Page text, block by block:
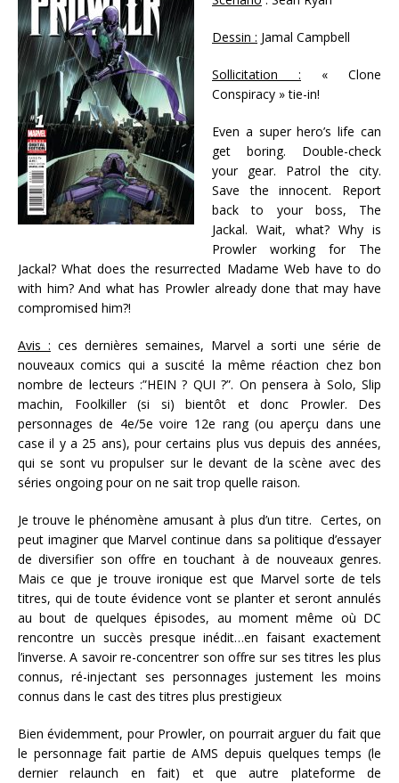
Dessin : Jamal Campbell
Sollicitation : « Clone
Conspiracy » tie-in!
Even a super hero’s life can
get boring. Double-check
your gear. Patrol the city.
Save the innocent. Report
back to your boss, The
Jackal. Wait, what? Why is
Prowler working for The
Jackal? What does the resurrected Madame Web have to do
with him? And what has Prowler already done that may have
compromised him?!
Avis : ces dernières semaines, Marvel a sorti une série de
nouveaux comics qui a suscité la même réaction chez bon
nombre de lecteurs :”HEIN ? QUI ?”. On pensera à Solo, Slip
machin, Foolkiller (si si) bientôt et donc Prowler. Des
personnages de 4e/5e voire 12e rang (ou aperçu dans une
case il y a 25 ans), pour certains plus vus depuis des années,
qui se sont vu propulser sur le devant de la scène avec des
séries ongoing pour on ne sait trop quelle raison.
Je trouve le phénomène amusant à plus d’un titre. Certes, on
peut imaginer que Marvel continue dans sa politique d’essayer
de diversifier son offre en touchant à de nouveaux genres.
Mais ce que je trouve ironique est que Marvel sorte de tels
titres, qui de toute évidence vont se planter et seront annulés
au bout de quelques épisodes, au moment même où DC
rencontre un succès presque inédit…en faisant exactement
l’inverse. A savoir re-concentrer son offre sur ses titres les plus
connus, ré-injectant ses personnages justement les moins
connus dans le cast des titres plus prestigieux
Bien évidemment, pour Prowler, on pourrait arguer du fait que
le personnage fait partie de AMS depuis quelques temps (le
dernier relaunch en fait) et que autre plateforme de